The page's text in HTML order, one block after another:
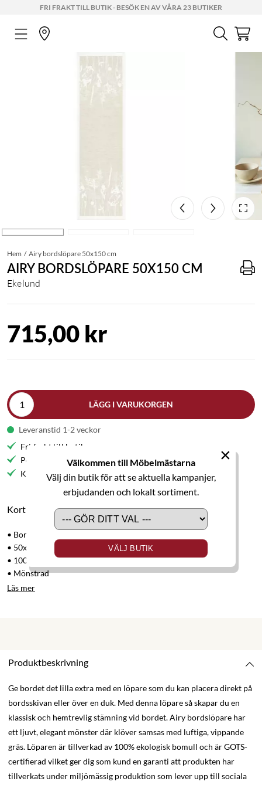
FRI FRAKT TILL BUTIK - BESÖK EN AV VÅRA 23 BUTIKER
Välkommen till Möbelmästarna
Välj din butik för att se aktuella kampanjer,
erbjudanden och lokalt sortiment.
VÄLJ BUTIK
×
Hem Airy bordslöpare 50x150 cm
AIRY BORDSLÖPARE 50X150 CM
Ekelund
715,00 kr
LÄGG I VARUKORGEN
Leveranstid 1-2 veckor
Fri frakt till butik
Personlig service
Kvalitetsmöbler
Kort produktbeskrivning
• Bordslöpare
• 50x150 cm
• 100% ekologisk bomull
• Mönstrad
Läs mer
Produktbeskrivning
Ge bordet det lilla extra med en löpare som du kan placera direkt på
bordsskivan eller över en duk. Med denna löpare så skapar du en
klassisk och hemtrevlig stämning vid bordet. Airy bordslöpare har
ett ljuvt, elegant mönster där klöver samsas med luftiga, vippande
gräs. Löparen är tillverkad av 100% ekologisk bomull och är GOTS-
certifierad vilket ger dig som kund en garanti att produkten har
tillverkats under miljömässig produktion som lever upp till sociala